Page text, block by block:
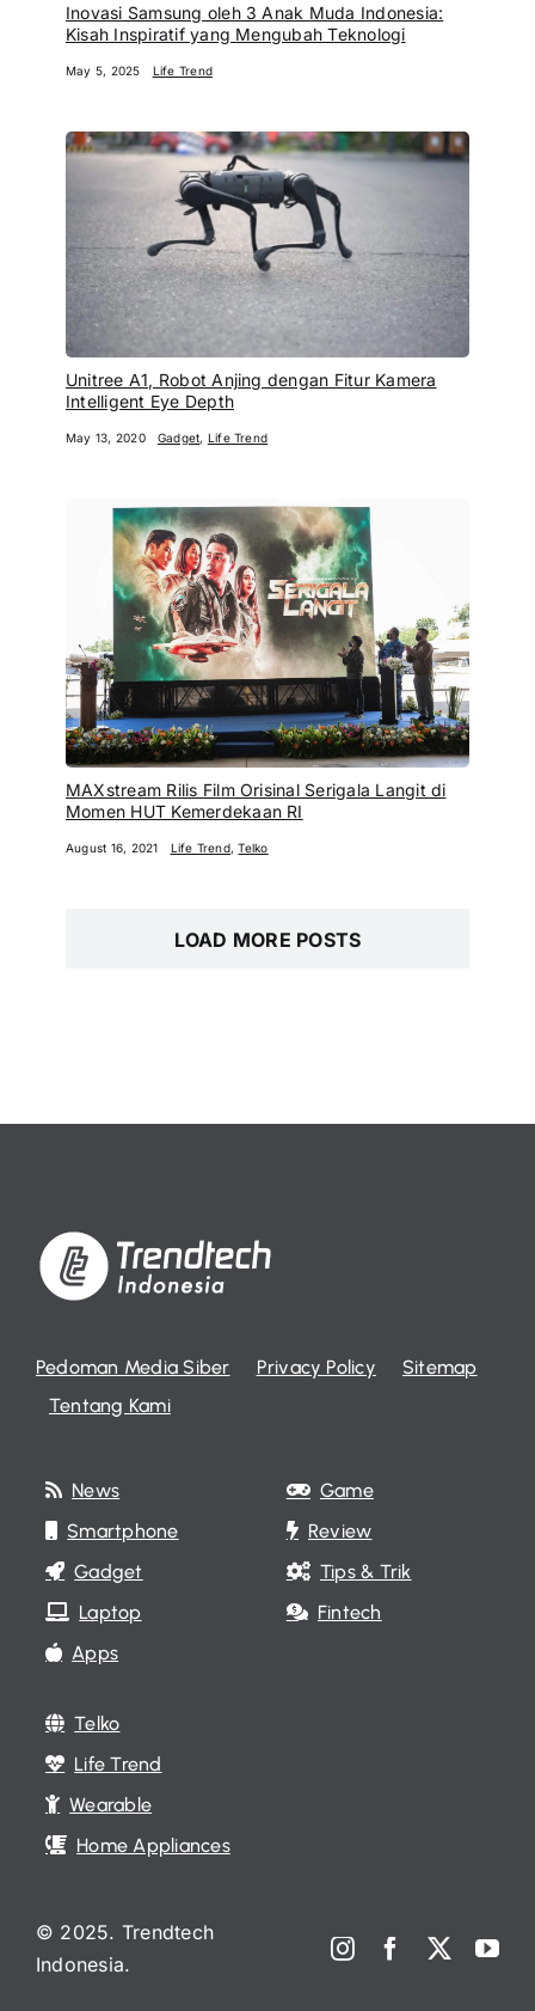
Inovasi Samsung oleh 3 Anak Muda Indonesia:
Kisah Inspiratif yang Mengubah Teknologi
May 5, 2025 Life Trend
Unitree A1, Robot Anjing dengan Fitur Kamera
Intelligent Eye Depth
May 13, 2020 Gadget, Life Trend
MAXstream Rilis Film Orisinal Serigala Langit di
Momen HUT Kemerdekaan RI
August 16, 2021 Life Trend,Telko
LOAD MORE POSTS
Pedoman Media Siber Privacy Policy
Sitemap
Tentang Kami
News
Smartphone
Gadget
Laptop
Apps
Game
Review
Tips & Trik
Fintech
Telko
Life Trend
Wearable
Home Appliances
© 2025. Trendtech
Indonesia.